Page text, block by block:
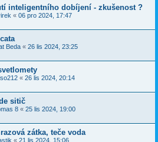
inteligentního dobíjení - zkušenost ?
« 06 pro 2024, 17:47
Beda « 26 lis 2024, 23:25
« 26 lis 2024, 20:14
sitič
8 « 25 lis 2024, 19:00
zátka, teče voda
« 21 lis 2024, 15:06